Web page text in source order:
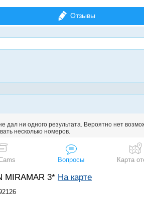
Отзывы
дал ни одного результата. Вероятно нет
несколько номеров.
Вопросы Карта
MIRAMAR 3* На карте